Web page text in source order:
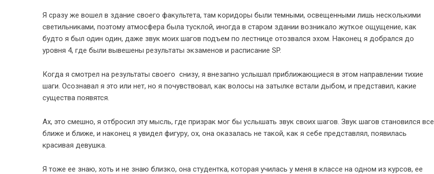
Я сразу же вошел в здание своего факультета, там коридоры были темными, освещенными лишь несколькими
светильниками, поэтому атмосфера была тусклой, иногда в старом здании возникало жуткое ощущение, как
будто я был один один, даже звук моих шагов подъем по лестнице отозвался эхом. Наконец я добрался до
уровня 4, где были вывешены результаты экзаменов и расписание SP.
Когда я смотрел на результаты своего снизу, я внезапно услышал приближающиеся в этом направлении тихие
шаги. Осознавал я это или нет, но я почувствовал, как волосы на затылке встали дыбом, и представил, какие
существа появятся.
Ах, это смешно, я отбросил эту мысль, где призрак мог бы услышать звук своих шагов. Звук шагов становился все
ближе и ближе, и наконец я увидел фигуру, ох, она оказалась не такой, как я себе представлял, появилась
красивая девушка.
Я тоже ее знаю, хоть и не знаю близко, она студентка, которая училась у меня в классе на одном из курсов, ее